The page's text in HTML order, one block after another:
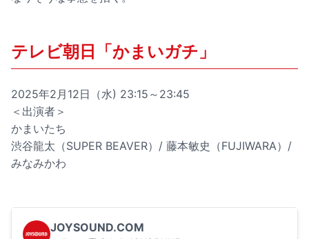
テレビ朝日「かまいガチ」
2025年2月12日（水) 23:15～23:45
＜出演者＞
かまいたち
渋谷龍太（SUPER BEAVER）/ 藤本敏史（FUJIWARA）/
みなみかわ
JOYSOUND.COM